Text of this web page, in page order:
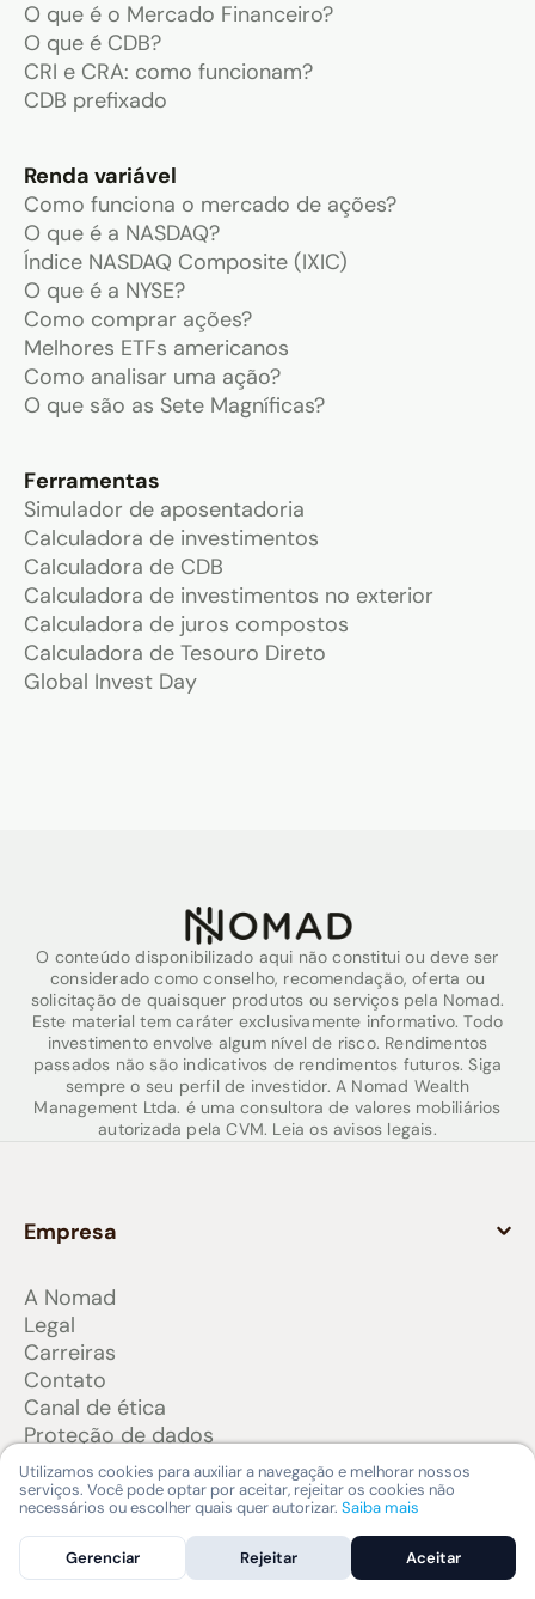
O que é o Mercado Financeiro?
O que é CDB?
CRI e CRA: como funcionam?
CDB prefixado
Renda variável
Como funciona o mercado de ações?
O que é a NASDAQ?
Índice NASDAQ Composite (IXIC)
O que é a NYSE?
Como comprar ações?
Melhores ETFs americanos
Como analisar uma ação?
O que são as Sete Magníficas?
Ferramentas
Simulador de aposentadoria
Calculadora de investimentos
Calculadora de CDB
Calculadora de investimentos no exterior
Calculadora de juros compostos
Calculadora de Tesouro Direto
Global Invest Day
O conteúdo disponibilizado aqui não constitui ou deve ser
considerado como conselho, recomendação, oferta ou
solicitação de quaisquer produtos ou serviços pela Nomad.
Este material tem caráter exclusivamente informativo. Todo
investimento envolve algum nível de risco. Rendimentos
passados não são indicativos de rendimentos futuros. Siga
sempre o seu perfil de investidor. A Nomad Wealth
Management Ltda. é uma consultora de valores mobiliários
autorizada pela CVM. Leia os avisos legais.
Empresa
A Nomad
Legal
Carreiras
Contato
Canal de ética
Proteção de dados
Tarifas Nomad
Produtos e serviços
Conta internacional
Utilizamos cookies para auxiliar a navegação e melhorar nossos
serviços. Você pode optar por aceitar, rejeitar os cookies não
necessários ou escolher quais quer autorizar. Saiba mais
Gerenciar Rejeitar Aceitar